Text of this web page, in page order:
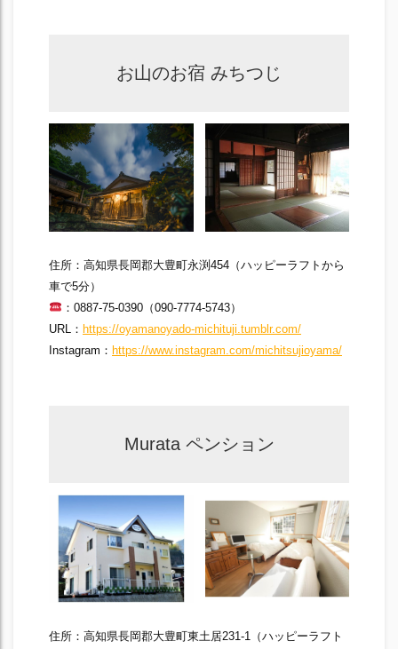
お山のお宿 みちつじ
住所：高知県長岡郡大豊町永渕454（ハッピーラフトから
車で5分）
：0887-75-0390（090-7774-5743）
URL： https://oyamanoyado-michituji.tumblr.com/
Instagram： https://www.instagram.com/michitsujioyama/
Murata ペンション
住所：高知県長岡郡大豊町東土居231-1（ハッピーラフト